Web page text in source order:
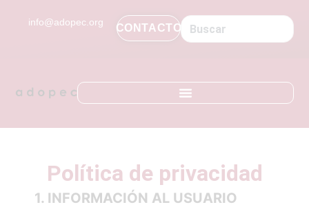
info@adopec.org CONTACTO
Política de privacidad
1. INFORMACIÓN AL USUARIO